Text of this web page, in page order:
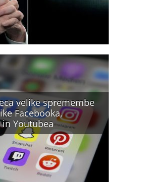
velike spremembe
Facebooka,
Youtubea